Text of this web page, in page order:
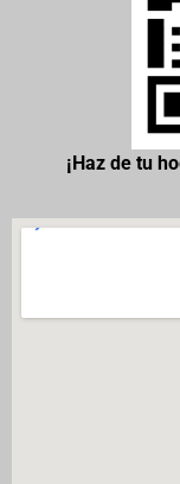
¡Haz de tu